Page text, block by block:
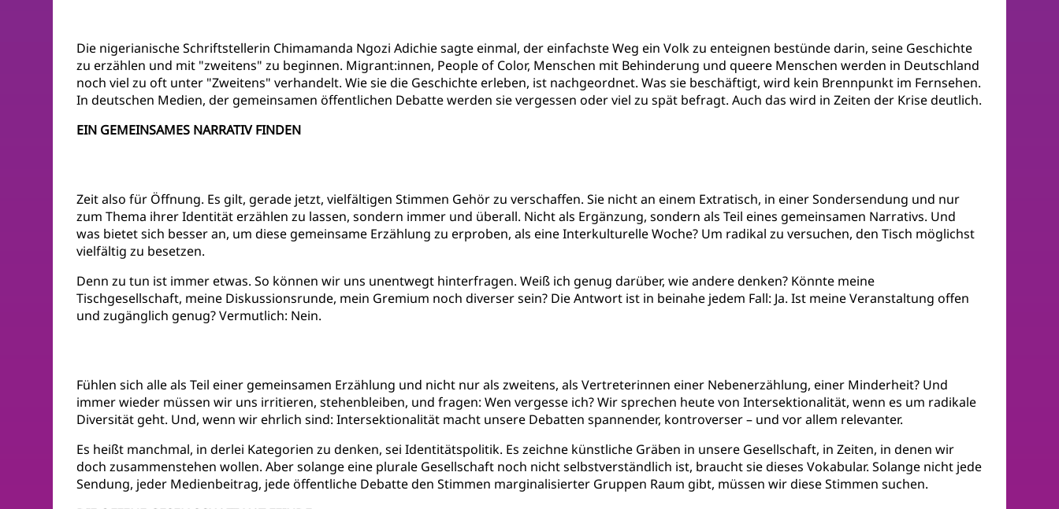
Die nigerianische Schriftstellerin Chimamanda Ngozi Adichie sagte einmal, der einfachste Weg ein Volk zu enteignen bestünde darin, seine Geschichte
zu erzählen und mit "zweitens" zu beginnen. Migrant:innen, People of Color, Menschen mit Behinderung und queere Menschen werden in Deutschland
noch viel zu oft unter "Zweitens" verhandelt. Wie sie die Geschichte erleben, ist nachgeordnet. Was sie beschäftigt, wird kein Brennpunkt im Fernsehen.
In deutschen Medien, der gemeinsamen öffentlichen Debatte werden sie vergessen oder viel zu spät befragt. Auch das wird in Zeiten der Krise deutlich.
EIN GEMEINSAMES NARRATIV FINDEN
Zeit also für Öffnung. Es gilt, gerade jetzt, vielfältigen Stimmen Gehör zu verschaffen. Sie nicht an einem Extratisch, in einer Sondersendung und nur
zum Thema ihrer Identität erzählen zu lassen, sondern immer und überall. Nicht als Ergänzung, sondern als Teil eines gemeinsamen Narrativs. Und
was bietet sich besser an, um diese gemeinsame Erzählung zu erproben, als eine Interkulturelle Woche? Um radikal zu versuchen, den Tisch möglichst
vielfältig zu besetzen.
Denn zu tun ist immer etwas. So können wir uns unentwegt hinterfragen. Weiß ich genug darüber, wie andere denken? Könnte meine
Tischgesellschaft, meine Diskussionsrunde, mein Gremium noch diverser sein? Die Antwort ist in beinahe jedem Fall: Ja. Ist meine Veranstaltung offen
und zugänglich genug? Vermutlich: Nein.
Fühlen sich alle als Teil einer gemeinsamen Erzählung und nicht nur als zweitens, als Vertreterinnen einer Nebenerzählung, einer Minderheit? Und
immer wieder müssen wir uns irritieren, stehenbleiben, und fragen: Wen vergesse ich? Wir sprechen heute von Intersektionalität, wenn es um radikale
Diversität geht. Und, wenn wir ehrlich sind: Intersektionalität macht unsere Debatten spannender, kontroverser – und vor allem relevanter.
Es heißt manchmal, in derlei Kategorien zu denken, sei Identitätspolitik. Es zeichne künstliche Gräben in unsere Gesellschaft, in Zeiten, in denen wir
doch zusammenstehen wollen. Aber solange eine plurale Gesellschaft noch nicht selbstverständlich ist, braucht sie dieses Vokabular. Solange nicht jede
Sendung, jeder Medienbeitrag, jede öffentliche Debatte den Stimmen marginalisierter Gruppen Raum gibt, müssen wir diese Stimmen suchen.